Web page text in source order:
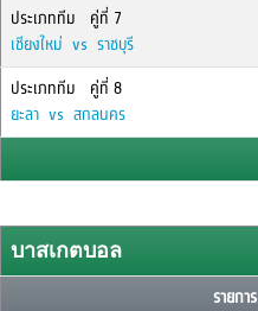
ประเภททีม คู่ที่ 7
เชียงใหม่ vs ราชบุรี
ประเภททีม คู่ที่ 8
ยะลา vs สกลนคร
บาสเกตบอล
รายการ